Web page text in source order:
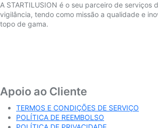
A STARTILUSION é o seu parceiro de serviços
vigilância, tendo como missão a qualidade e
topo de gama.
Apoio ao Cliente
TERMOS E CONDIÇÕES DE SERVIÇO
POLÍTICA DE REEMBOLSO